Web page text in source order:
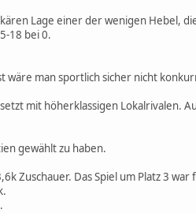
Lage einer der wenigen Hebel,
18 bei 0.
wäre man sportlich sicher nicht
mit höherklassigen Lokalrivalen.
gewählt zu haben.
Zuschauer. Das Spiel um Platz 3 war